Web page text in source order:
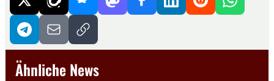
Ähnliche News